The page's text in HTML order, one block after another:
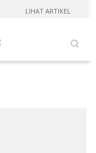
LIHAT ARTIKEL